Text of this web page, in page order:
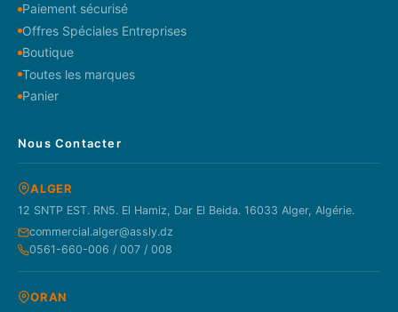
Paiement sécurisé
Offres Spéciales Entreprises
Boutique
Toutes les marques
Panier
Nous Contacter
ALGER
12 SNTP EST. RN5. El Hamiz, Dar El Beida. 16033 Alger, Algérie.
commercial.alger@assly.dz
0561-660-006 / 007 / 008
ORAN